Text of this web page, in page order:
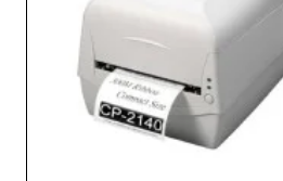
• Standart model için 6 düğmeli 3,5
gelişmiş model için 6 düğmeli 8 inç
• Küçük etiket soyma - 0,5 inç